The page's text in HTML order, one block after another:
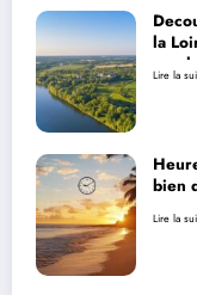
la
royale
Lire la
bien
Lire la